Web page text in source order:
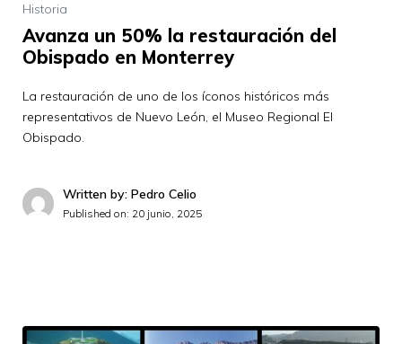
Historia
Avanza un 50% la restauración del
Obispado en Monterrey
La restauración de uno de los íconos históricos más
representativos de Nuevo León, el Museo Regional El
Obispado.
Written by: Pedro Celio
Published on: 20 junio, 2025